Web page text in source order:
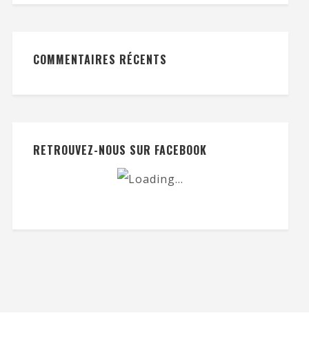
COMMENTAIRES RÉCENTS
RETROUVEZ-NOUS SUR FACEBOOK